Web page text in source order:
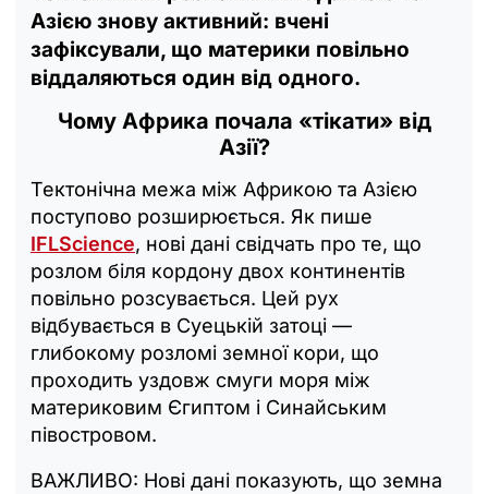
Азією знову активний: вчені
зафіксували, що материки повільно
віддаляються один від одного.
Чому Африка почала «тікати» від
Азії?
Тектонічна межа між Африкою та Азією
поступово розширюється. Як пише
IFLScience, нові дані свідчать про те, що
розлом біля кордону двох континентів
повільно розсувається. Цей рух
відбувається в Суецькій затоці —
глибокому розломі земної кори, що
проходить уздовж смуги моря між
материковим Єгиптом і Синайським
півостровом.
ВАЖЛИВО: Нові дані показують, що земна